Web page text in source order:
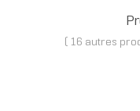
( 16 autres